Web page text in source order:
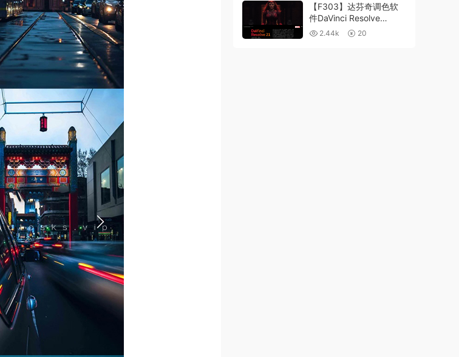
【F303】达芬奇调色软
件DaVinci Resolve
Studio21.0.3 中文版
2.44k 20